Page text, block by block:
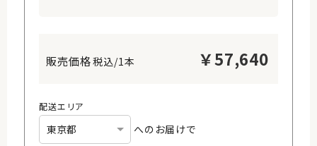
税込/1本 ￥57,640
配送エリア
へのお届けで